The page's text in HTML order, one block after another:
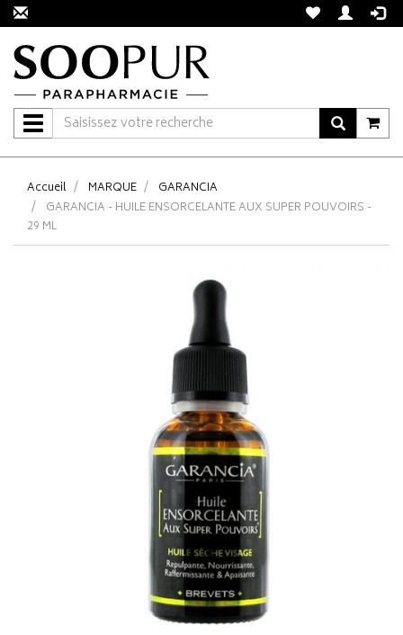
Navigation
Accueil MARQUE
GARANCIA
GARANCIA - HUILE ENSORCELANTE AUX SUPER POUVOIRS -
29 ML